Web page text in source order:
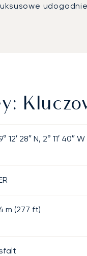
12′ 28″ N, 2° 11′ 40″ W
m (277 ft)